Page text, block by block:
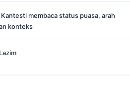
Kantesti membaca status puasa, arah
konteks